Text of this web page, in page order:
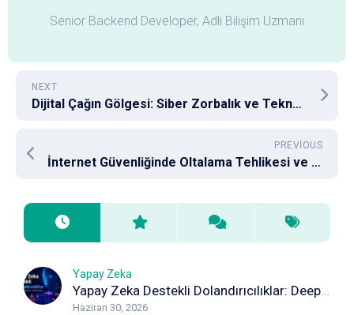
Senior Backend Developer, Adli Bilişim Uzmanı
NEXT
Dijital Çağın Gölgesi: Siber Zorbalık ve Teknolojinin Rolü
PREVIOUS
İnternet Güvenliğinde Oltalama Tehlikesi ve Önlemleri
Yapay Zeka
Yapay Zeka Destekli Dolandırıcılıklar: Deepfake, Ses Klonlama ve Sahte İçeriklere Karşı Korunma Rehberi
Haziran 30, 2026